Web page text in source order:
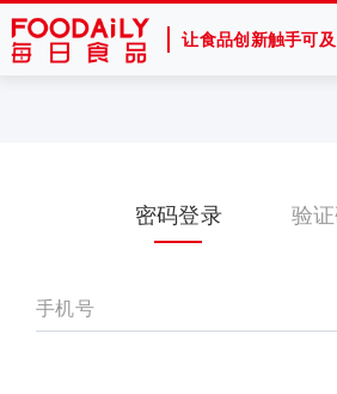
让食品创新触手可及
密码登录 验
手机号